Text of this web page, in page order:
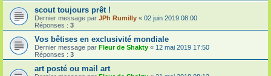
scout toujours prêt !
Dernier message par JPh Rumilly « 02 juin 2019 08:00
Réponses : 3
Vos bêtises en exclusivité mondiale
Dernier message par Fleur de Shakty « 12 mai 2019 17:50
Réponses : 3
art posté ou mail art